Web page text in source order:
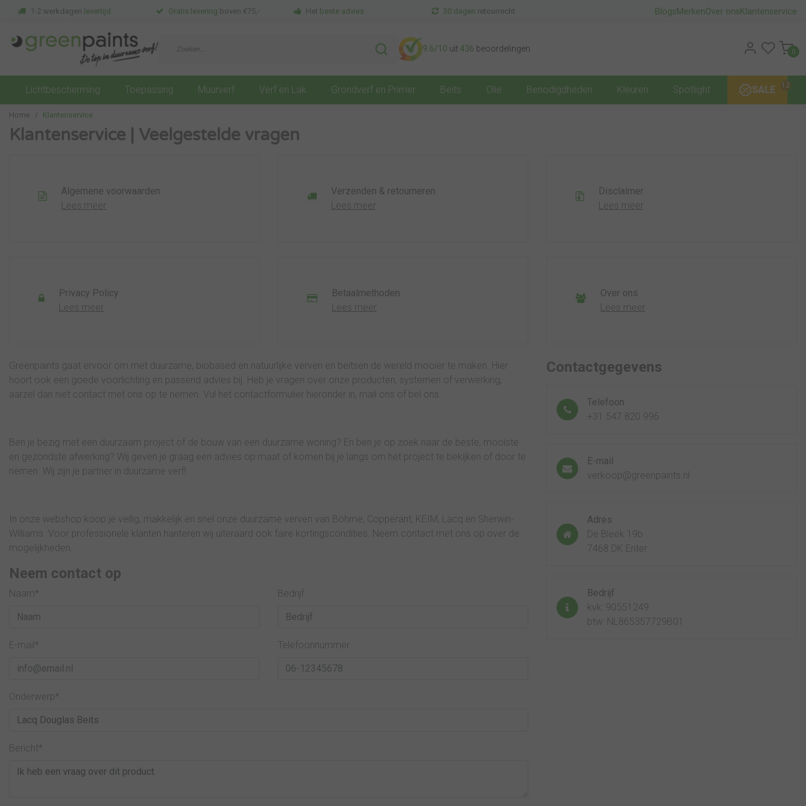
1-2 werkdagen levertijd Gratis levering boven €75,- Het beste advies 30 dagen retourrecht BlogsMerkenOver onsKlantenservice
9.6/10 uit 436 beoordelingen 0
Lichtbescherming Toepassing Muurverf Verf en Lak Grondverf en Primer Beits Olie Benodigdheden Kleuren Spotlight SALE 12
Home Klantenservice
Klantenservice | Veelgestelde vragen
Algemene voorwaarden
Lees meer
Verzenden & retourneren
Lees meer
Disclaimer
Lees meer
Privacy Policy
Lees meer
Betaalmethoden
Lees meer
Over ons
Lees meer
Greenpaints gaat ervoor om met duurzame, biobased en natuurlijke verven en beitsen de wereld mooier te maken. Hier
hoort ook een goede voorlichting en passend advies bij. Heb je vragen over onze producten, systemen of verwerking,
aarzel dan niet contact met ons op te nemen. Vul het contactformulier hieronder in, mail ons of bel ons.
Ben je bezig met een duurzaam project of de bouw van een duurzame woning? En ben je op zoek naar de beste, mooiste
en gezondste afwerking? Wij geven je graag een advies op maat of komen bij je langs om het project te bekijken of door te
nemen. Wij zijn je partner in duurzame verf!
In onze webshop koop je veilig, makkelijk en snel onze duurzame verven van Böhme, Copperant, KEIM, Lacq en Sherwin-
Williams. Voor professionele klanten hanteren wij uiteraard ook faire kortingscondities. Neem contact met ons op over de
mogelijkheden.
Neem contact op
Naam* Bedrijf
E-mail* Telefoonnummer
Onderwerp*
Bericht*
Contactgegevens
Telefoon
+31 547 820 996
E-mail
verkoop@greenpaints.nl
Adres
De Bleek 19b
7468 DK Enter
Bedrijf
kvk: 90551249
btw: NL865357729B01